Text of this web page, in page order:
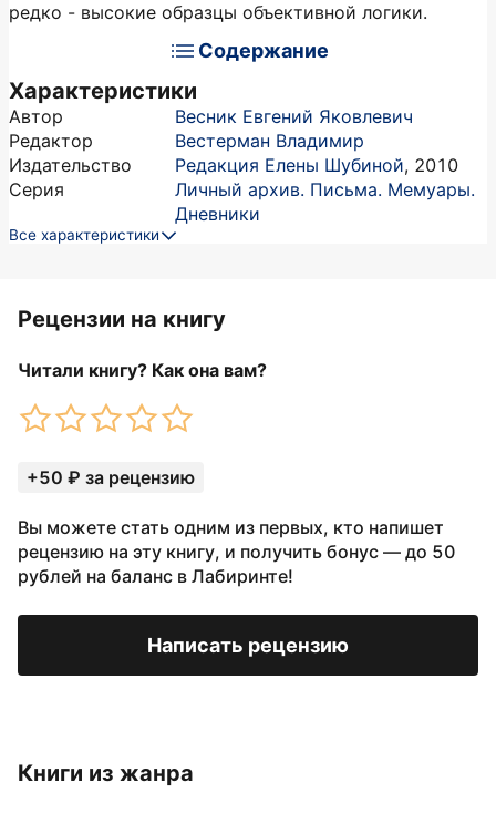
редко - высокие образцы объективной логики.
Содержание
Характеристики
Автор
Весник Евгений Яковлевич
Редактор
Вестерман Владимир
Издательство
Редакция Елены Шубиной, 2010
Серия
Личный архив. Письма. Мемуары.
Дневники
Все характеристики
Рецензии на книгу
Читали книгу? Как она вам?
+50 ₽ за рецензию
Вы можете стать одним из первых, кто напишет
рецензию на эту книгу, и получить бонус — до 50
рублей на баланс в Лабиринте!
Написать рецензию
Книги из жанра